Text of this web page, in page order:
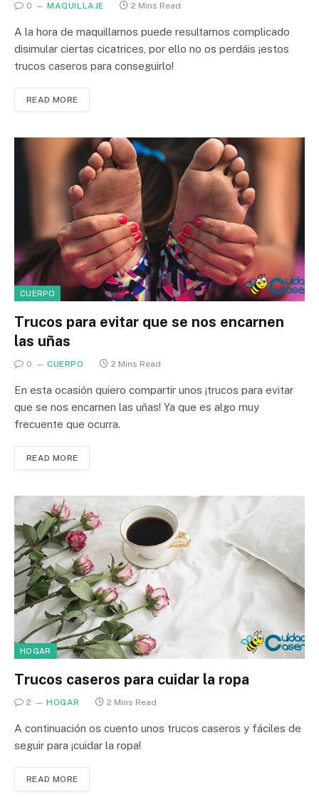
0 MAQUILLAJE 2 Mins Read
A la hora de maquillarnos puede resultarnos complicado
disimular ciertas cicatrices, por ello no os perdáis ¡estos
trucos caseros para conseguirlo!
READ MORE
CUERPO
Trucos para evitar que se nos encarnen
las uñas
0 CUERPO 2 Mins Read
En esta ocasión quiero compartir unos ¡trucos para evitar
que se nos encarnen las uñas! Ya que es algo muy
frecuente que ocurra.
READ MORE
HOGAR
Trucos caseros para cuidar la ropa
2 HOGAR 2 Mins Read
A continuación os cuento unos trucos caseros y fáciles de
seguir para ¡cuidar la ropa!
READ MORE